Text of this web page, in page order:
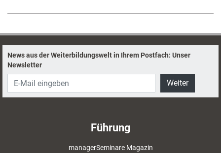
News aus der Weiterbildungswelt in Ihrem Postfach: Unser
Newsletter
Weiter
Führung
managerSeminare Magazin